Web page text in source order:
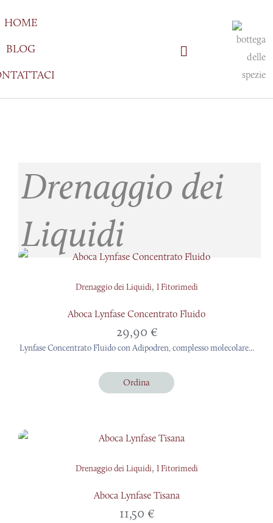
al
contenuto
HOME
BLOG
Drenaggio dei
Liquidi
Drenaggio dei Liquidi, I Fitorimedi
Aboca Lynfase Concentrato Fluido
29,90 €
Lynfase Concentrato Fluido con Adipodren, complesso molecolare...
Ordina
Drenaggio dei Liquidi, I Fitorimedi
Aboca Lynfase Tisana
11,50 €